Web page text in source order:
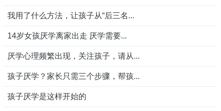
我用了什么方法，让孩子从“后三名...
14岁女孩厌学离家出走 厌学需要...
厌学心理频繁出现，关注孩子，请从...
孩子厌学？家长只需三个步骤，帮孩...
孩子厌学是这样开始的